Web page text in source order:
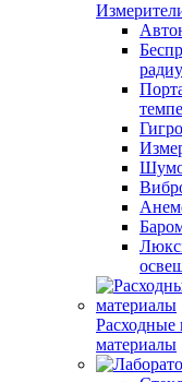
Расходные
материалы